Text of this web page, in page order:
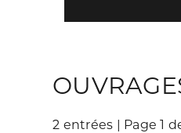
2 entrées | Page 1